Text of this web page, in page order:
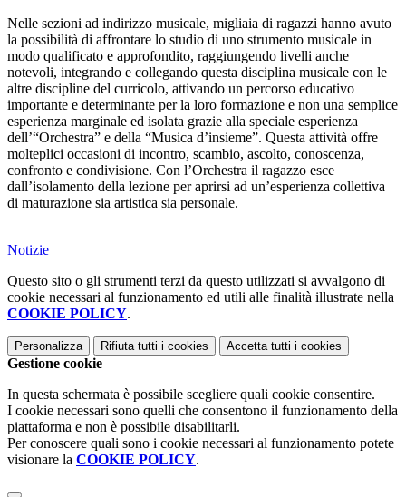
Nelle sezioni ad indirizzo musicale, migliaia di ragazzi hanno avuto
la possibilità di affrontare lo studio di uno strumento musicale in
modo qualificato e approfondito, raggiungendo livelli anche
notevoli, integrando e collegando questa disciplina musicale con le
altre discipline del curricolo, attivando un percorso educativo
importante e determinante per la loro formazione e non una semplice
esperienza marginale ed isolata grazie alla speciale esperienza
dell’“Orchestra” e della “Musica d’insieme”. Questa attività offre
molteplici occasioni di incontro, scambio, ascolto, conoscenza,
confronto e condivisione. Con l’Orchestra il ragazzo esce
dall’isolamento della lezione per aprirsi ad un’esperienza collettiva
di maturazione sia artistica sia personale.
Notizie
Questo sito o gli strumenti terzi da questo utilizzati si avvalgono di
cookie necessari al funzionamento ed utili alle finalità illustrate nella
COOKIE POLICY.
Personalizza Rifiuta tutti i cookies Accetta tutti i cookies
Gestione cookie
In questa schermata è possibile scegliere quali cookie consentire.
I cookie necessari sono quelli che consentono il funzionamento della
piattaforma e non è possibile disabilitarli.
Per conoscere quali sono i cookie necessari al funzionamento potete
visionare la COOKIE POLICY.